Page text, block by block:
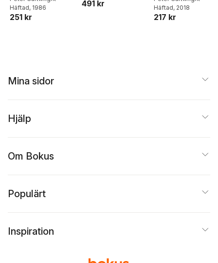
Häftad, 1986
251 kr
491 kr
Häftad, 2018
217 kr
Mina sidor
Hjälp
Om Bokus
Populärt
Inspiration